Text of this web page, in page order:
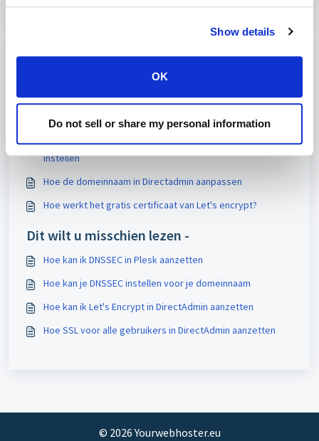
Show details
OK
Do not sell or share my personal information
Artikelen in deze map -
Hoe een eigen IP adres omwisselen in DirectAdmin
Hoe kan ik SSL voor mijn domeinnaam in Directadmin
instellen
Hoe de domeinnaam in Directadmin aanpassen
Hoe werkt het gratis certificaat van Let's encrypt?
Dit wilt u misschien lezen -
Hoe kan ik DNSSEC in Plesk aanzetten
Hoe kan je DNSSEC instellen voor je domeinnaam
Hoe kan ik Let's Encrypt in DirectAdmin aanzetten
Hoe SSL voor alle gebruikers in DirectAdmin aanzetten
© 2026Yourwebhoster.eu